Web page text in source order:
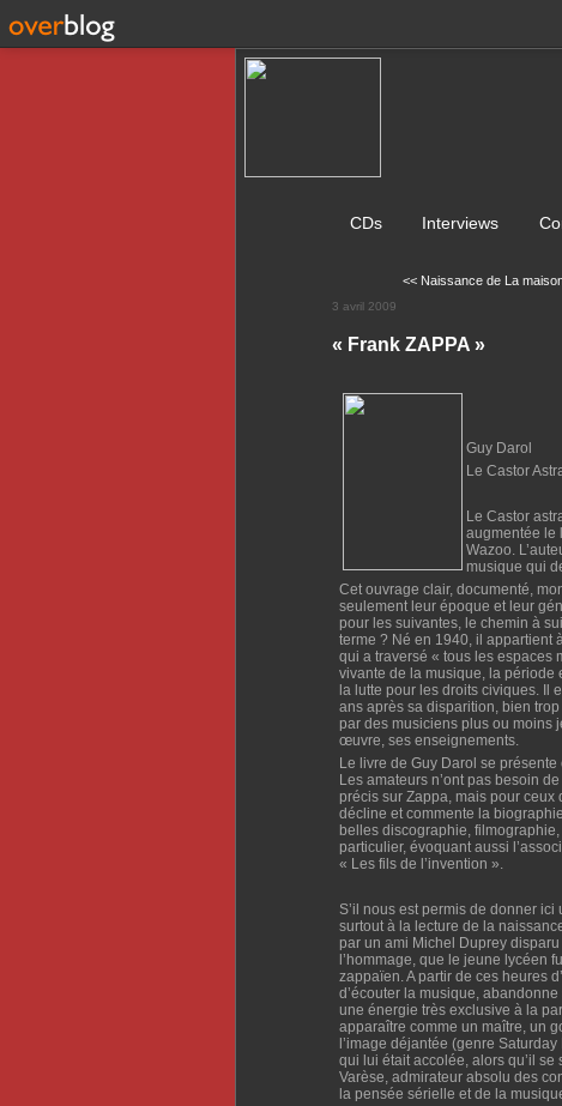
CDs Interviews
<< Naissance de La maison
3 avril 2009
« Frank ZAPPA »
Guy Darol
Le Castor
Le Castor
augmentée le
Wazoo.
musique qui
Cet ouvrage clair, documenté,
seulement leur époque et leur
pour les suivantes, le chemin à
terme ? Né en 1940, il appartient
qui a traversé « tous les espaces
vivante de la musique, la période
la lutte pour les droits civiques. Il
ans après sa disparition, bien
par des musiciens plus ou moins
œuvre, ses enseignements.
Le livre de Guy Darol se
Les amateurs n’ont pas besoin
précis sur Zappa, mais pour
décline et commente la
belles discographie,
particulier, évoquant aussi
« Les fils de l’invention ».
S’il nous est permis de donner
surtout à la lecture de la
par un ami Michel Duprey
l’hommage, que le jeune lycéen
zappaïen. A partir de ces heures
d’écouter la musique,
une énergie très exclusive à la
apparaître comme un maître, un
l’image déjantée (genre
qui lui était accolée, alors qu’il
Varèse, admirateur absolu des
la pensée sérielle et de la